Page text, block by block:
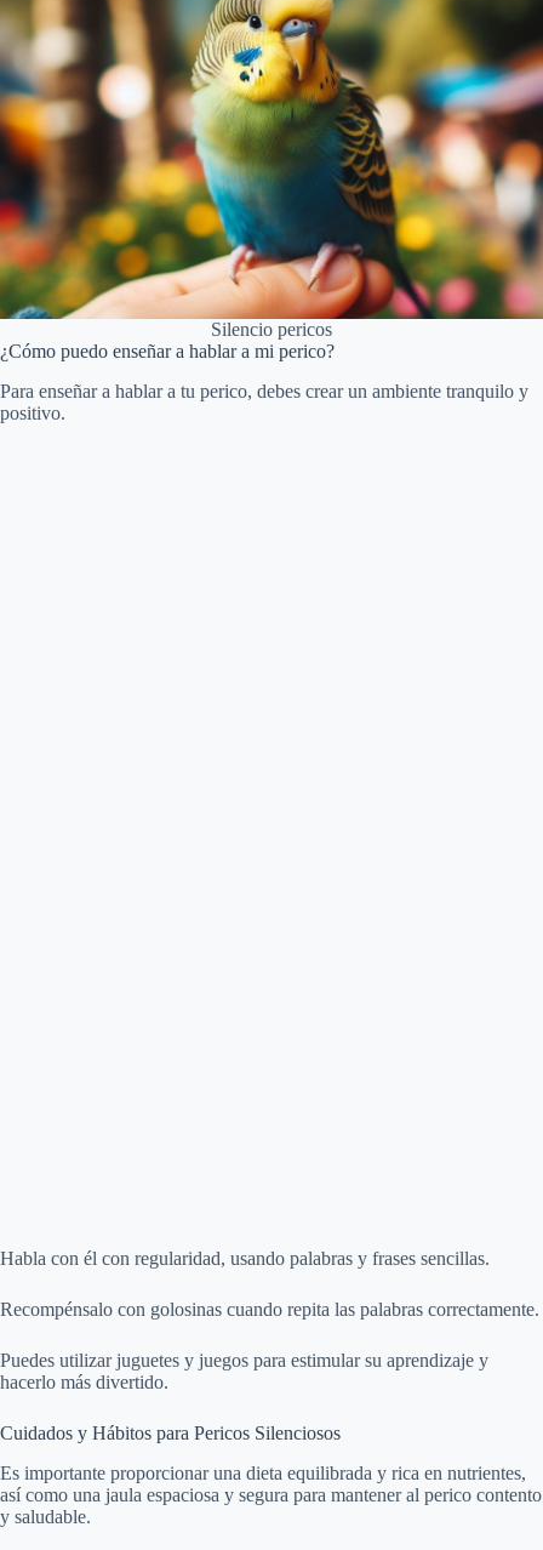
Silencio pericos
¿Cómo puedo enseñar a hablar a mi perico?
Para enseñar a hablar a tu perico, debes crear un ambiente tranquilo y
positivo.
Habla con él con regularidad, usando palabras y frases sencillas.
Recompénsalo con golosinas cuando repita las palabras correctamente.
Puedes utilizar juguetes y juegos para estimular su aprendizaje y
hacerlo más divertido.
Cuidados y Hábitos para Pericos Silenciosos
Es importante proporcionar una dieta equilibrada y rica en nutrientes,
así como una jaula espaciosa y segura para mantener al perico contento
y saludable.